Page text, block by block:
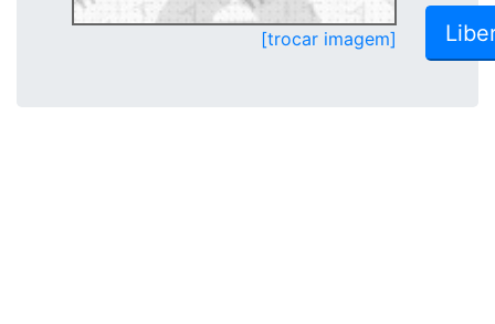
[trocar imagem]